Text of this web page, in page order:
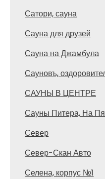
Сатори, сауна
Сауна для друзей
Сауна на Джамбула
Сауновъ,
САУНЫ В ЦЕНТРЕ
Сауны Питера, На
Север
Север-Скан Авто
Селена, корпус №1